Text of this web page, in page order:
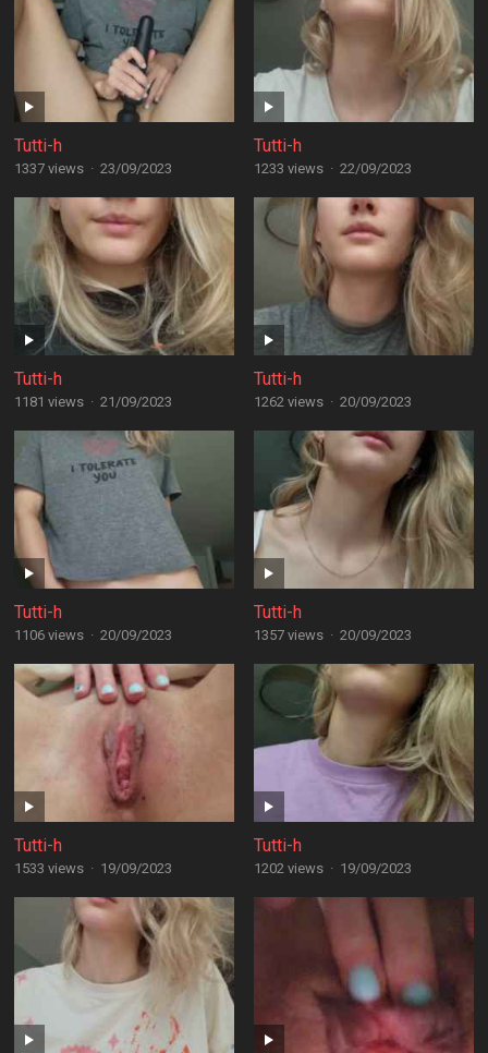
Tutti-h
1337 views · 23/09/2023
Tutti-h
1233 views · 22/09/2023
Tutti-h
1181 views · 21/09/2023
Tutti-h
1262 views · 20/09/2023
Tutti-h
1106 views · 20/09/2023
Tutti-h
1357 views · 20/09/2023
Tutti-h
1533 views · 19/09/2023
Tutti-h
1202 views · 19/09/2023